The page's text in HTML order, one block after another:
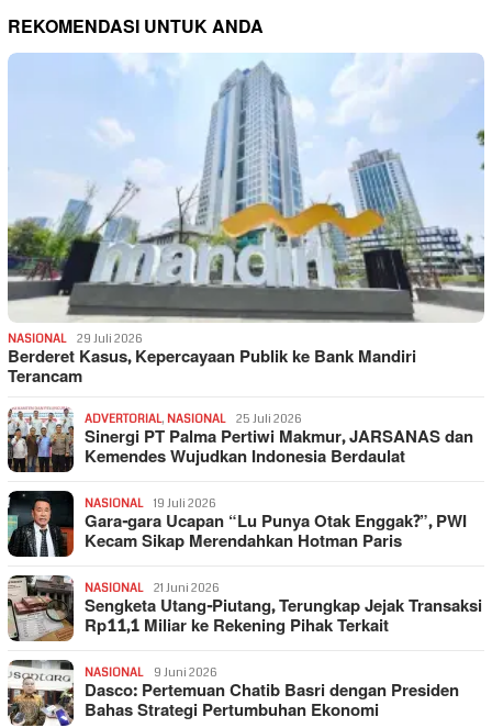
REKOMENDASI UNTUK ANDA
NASIONAL 29 Juli 2026
Berderet Kasus, Kepercayaan Publik ke Bank Mandiri
Terancam
ADVERTORIAL, NASIONAL 25 Juli 2026
Sinergi PT Palma Pertiwi Makmur, JARSANAS dan
Kemendes Wujudkan Indonesia Berdaulat
NASIONAL 19 Juli 2026
Gara-gara Ucapan “Lu Punya Otak Enggak?”, PWI
Kecam Sikap Merendahkan Hotman Paris
NASIONAL 21 Juni 2026
Sengketa Utang-Piutang, Terungkap Jejak Transaksi
Rp11,1 Miliar ke Rekening Pihak Terkait
NASIONAL 9 Juni 2026
Dasco: Pertemuan Chatib Basri dengan Presiden
Bahas Strategi Pertumbuhan Ekonomi